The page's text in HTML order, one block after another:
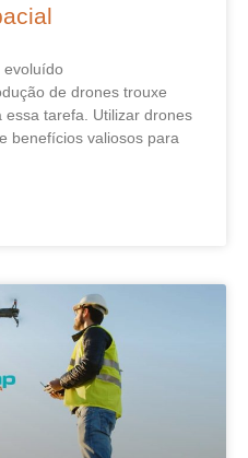
evoluído
de drones trouxe
tarefa. Utilizar drones
benefícios valiosos para